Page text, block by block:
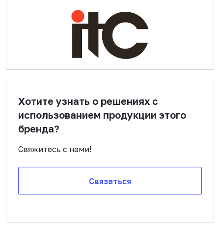
Хотите узнать о решениях с
использованием продукции этого
бренда?
Свяжитесь с нами!
Связаться